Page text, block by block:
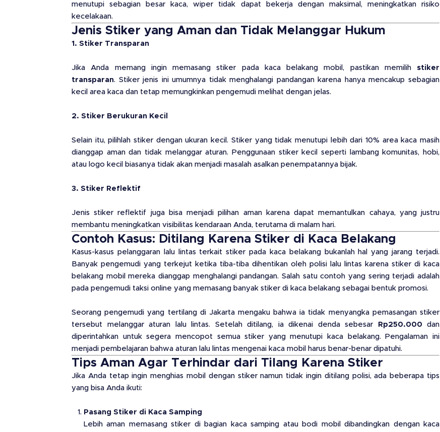
menutupi sebagian besar kaca, wiper tidak dapat bekerja dengan maksimal, meningkatkan risiko
kecelakaan.
Jenis Stiker yang Aman dan Tidak Melanggar Hukum
1. Stiker Transparan
Jika Anda memang ingin memasang stiker pada kaca belakang mobil, pastikan memilih stiker
transparan. Stiker jenis ini umumnya tidak menghalangi pandangan karena hanya mencakup sebagian
kecil area kaca dan tetap memungkinkan pengemudi melihat dengan jelas.
2. Stiker Berukuran Kecil
Selain itu, pilihlah stiker dengan ukuran kecil. Stiker yang tidak menutupi lebih dari 10% area kaca masih
dianggap aman dan tidak melanggar aturan. Penggunaan stiker kecil seperti lambang komunitas, hobi,
atau logo kecil biasanya tidak akan menjadi masalah asalkan penempatannya bijak.
3. Stiker Reflektif
Jenis stiker reflektif juga bisa menjadi pilihan aman karena dapat memantulkan cahaya, yang justru
membantu meningkatkan visibilitas kendaraan Anda, terutama di malam hari.
Contoh Kasus: Ditilang Karena Stiker di Kaca Belakang
Kasus-kasus pelanggaran lalu lintas terkait stiker pada kaca belakang bukanlah hal yang jarang terjadi.
Banyak pengemudi yang terkejut ketika tiba-tiba dihentikan oleh polisi lalu lintas karena stiker di kaca
belakang mobil mereka dianggap menghalangi pandangan. Salah satu contoh yang sering terjadi adalah
pada pengemudi taksi online yang memasang banyak stiker di kaca belakang sebagai bentuk promosi.
Seorang pengemudi yang tertilang di Jakarta mengaku bahwa ia tidak menyangka pemasangan stiker
tersebut melanggar aturan lalu lintas. Setelah ditilang, ia dikenai denda sebesar
Rp250.000 dan
diperintahkan untuk segera mencopot semua stiker yang menutupi kaca belakang. Pengalaman ini
menjadi pembelajaran bahwa aturan lalu lintas mengenai kaca mobil harus benar-benar dipatuhi.
Tips Aman Agar Terhindar dari Tilang Karena Stiker
Jika Anda tetap ingin menghias mobil dengan stiker namun tidak ingin ditilang polisi, ada beberapa tips
yang bisa Anda ikuti:
Pasang Stiker di Kaca Samping
Lebih aman memasang stiker di bagian kaca samping atau bodi mobil dibandingkan dengan kaca